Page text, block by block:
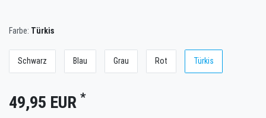
Farbe: Türkis
Schwarz Blau Grau Rot Türkis
49,95 EUR *